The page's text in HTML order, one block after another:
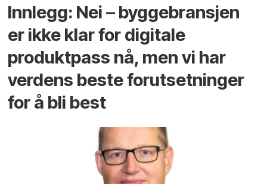
Innlegg: Nei – byggebransjen
er ikke klar for digitale
produktpass nå, men vi har
verdens beste forutsetninger
for å bli best